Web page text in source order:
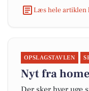
Læs hele artiklen
OPSLAGSTAVLEN
Nyt fra